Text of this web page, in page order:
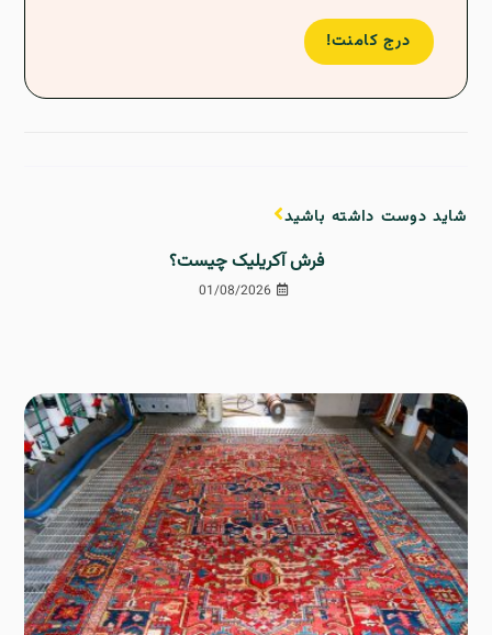
درج کامنت!
شاید دوست داشته باشید
فرش آکریلیک چیست؟
01/08/2026